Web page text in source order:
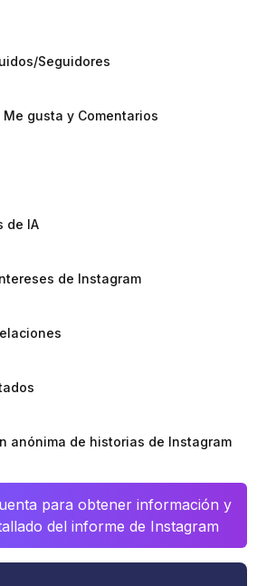
Seguidores
gusta y Comentarios
de IA
de Instagram
anónima de historias de Instagram
para obtener información y
del informe de Instagram